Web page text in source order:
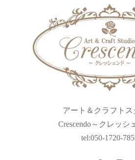
アート＆クラフトス
Crescendo～クレッシ
tel:050-1720-